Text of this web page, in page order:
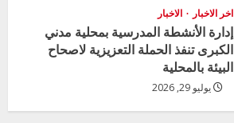
اخر الاخبار الاخبار
إدارة الأنشطة المدرسية بمحلية مدني
الكبرى تنفذ الحملة التعزيزية لاصحاح
البيئة بالمحلية
يوليو 29, 2026